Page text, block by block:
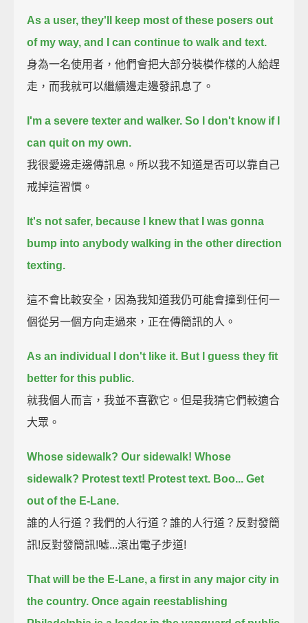
As a user, they'll keep most of these posers out
of my way, and I can continue to walk and text.
身為一名使用者，他們會把大部分裝模作樣的人給趕
走，而我就可以繼續邊走邊發訊息了。
I'm a severe texter and walker. So I don't know if I
can quit on my own.
我很愛邊走邊傳訊息。所以我不知道是否可以靠自己
戒掉這習慣。
It's not safer, because I knew that I was gonna
bump into anybody walking in the other direction
texting.
這不會比較安全，因為我知道我仍可能會撞到任何一
個從另一個方向走過來，正在傳簡訊的人。
As an individual I don't like it. But I guess they fit
better for this public.
就我個人而言，我並不喜歡它。但是我猜它們較適合
大眾。
Whose sidewalk? Our sidewalk! Whose
sidewalk? Protest text! Protest text. Boo... Get
out of the E-Lane.
誰的人行道？我們的人行道？誰的人行道？反對發簡
訊!反對發簡訊!噓...滾出電子步道!
That will be the E-Lane, a first in any major city in
the country. Once again reestablishing